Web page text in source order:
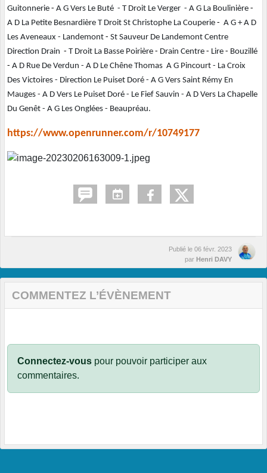
Guitonnerie - A G Vers Le Buté - T Droit Le Verger - A G La Boulinière -
A D La Petite Besnardière T Droit St Christophe La Couperie - A G + A D
Les Aveneaux - Landemont - St Sauveur De Landemont Centre
Direction Drain - T Droit La Basse Poirière - Drain Centre - Lire - Bouzillé
- A D Rue De Verdun - A D Le Chêne Thomas A G Pincourt - La Croix
Des Victoires - Direction Le Puiset Doré - A G Vers Saint Rémy En
Mauges - A D Vers Le Puiset Doré - Le Fief Sauvin - A D Vers La Chapelle
Du Genêt - A G Les Onglées - Beaupréau.
https://www.openrunner.com/r/10749177
Publié le 06 févr. 2023
par Henri DAVY
COMMENTEZ L’ÉVÈNEMENT
Connectez-vous pour pouvoir participer aux
commentaires.